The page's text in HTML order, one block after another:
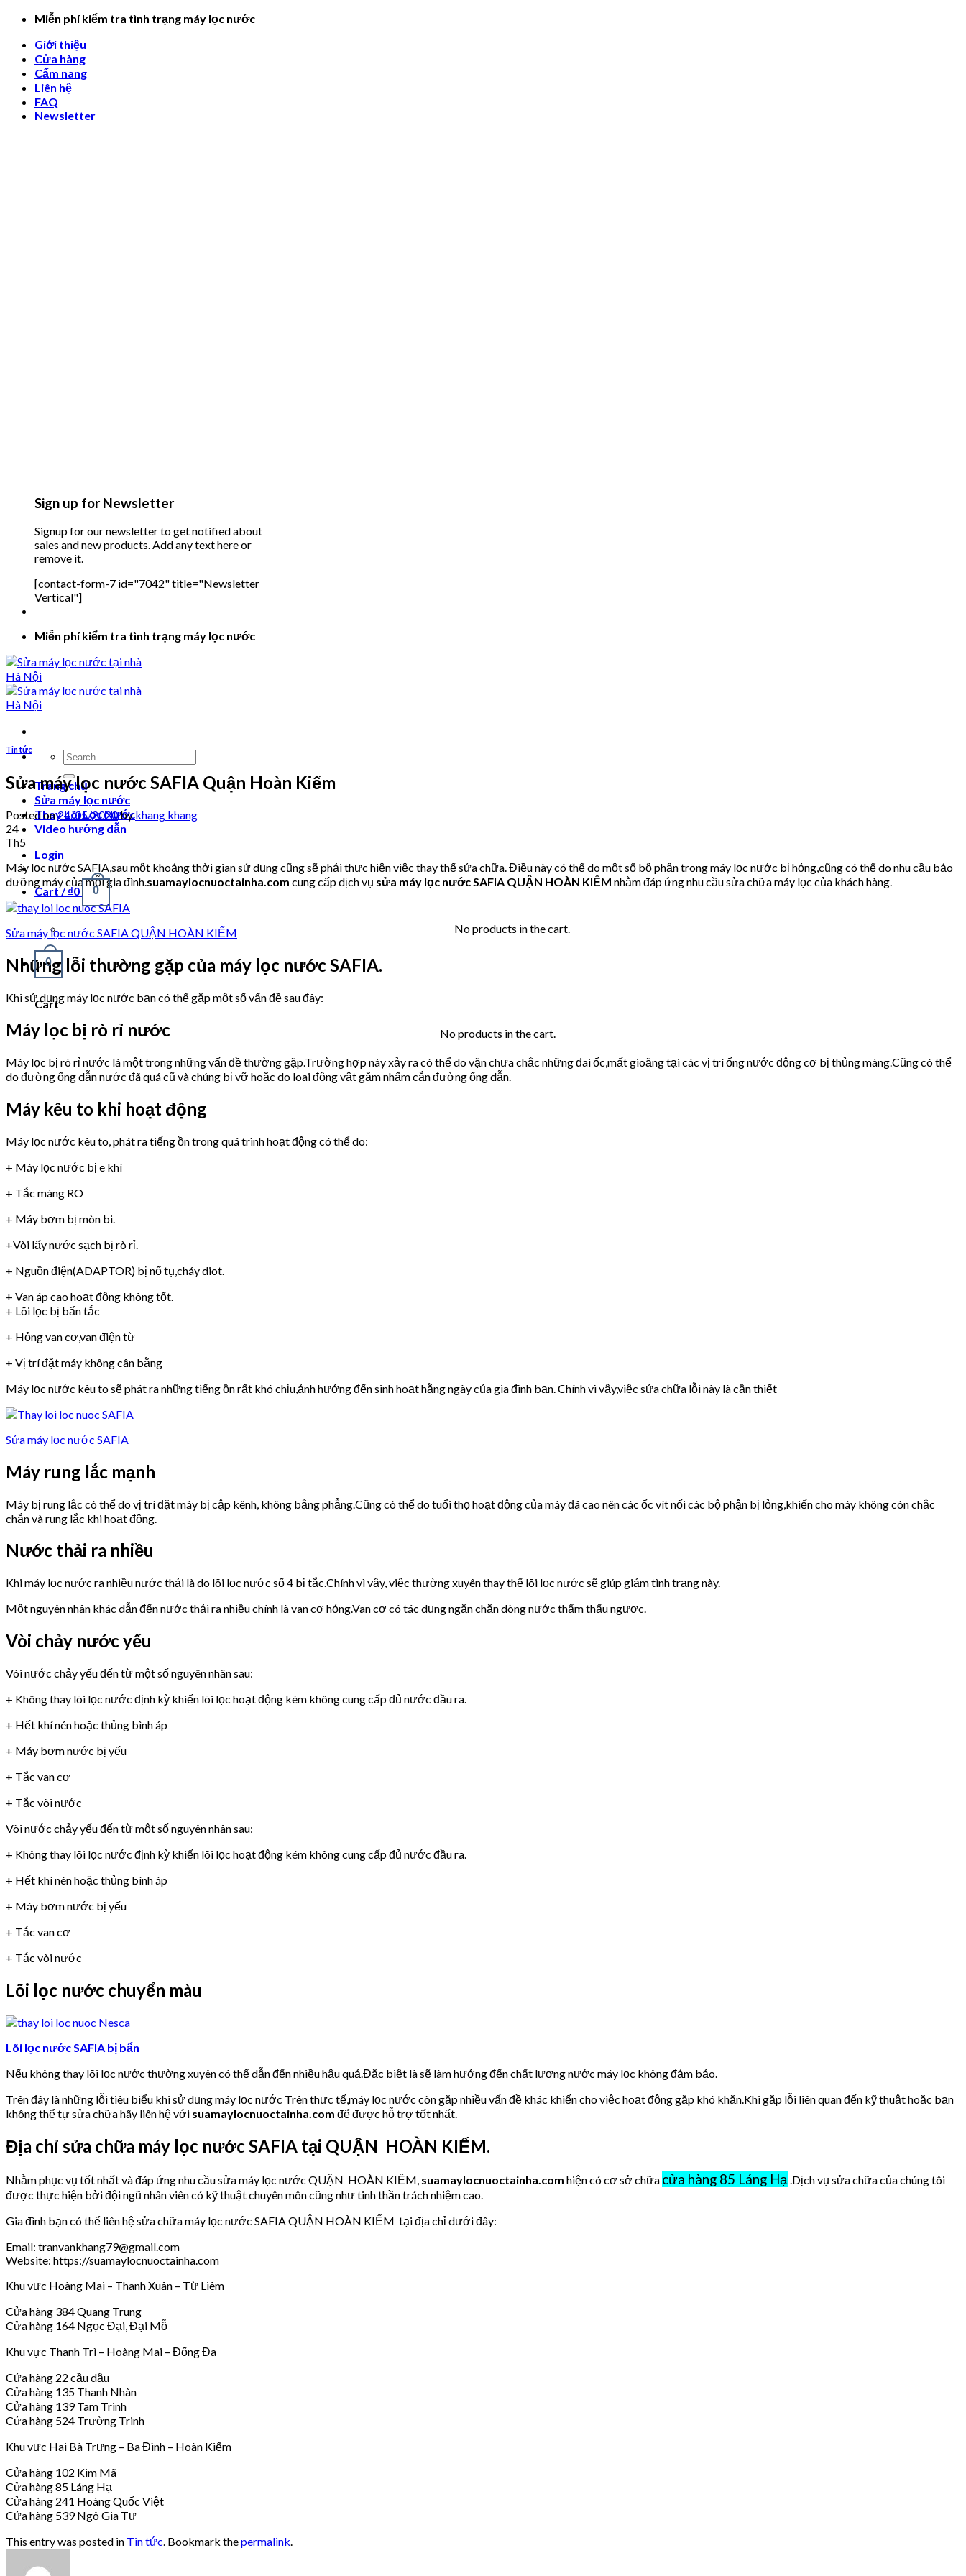
Skip
content
Miễn phí kiểm tra tình trạng máy lọc nước
Giới thiệu
Cửa hàng
Cẩm nang
Liên hệ
FAQ
Newsletter
Sign up for Newsletter
Signup for our newsletter to get notified about
sales and new products. Add any text here or
remove it.
[contact-form-7 id="7042" title="Newsletter
Vertical"]
Miễn phí kiểm tra tình trạng máy lọc nước
Search
for:
Trang chủ
Sửa máy lọc nước
Thay Lõi Lọc Nước
Video hướng dẫn
Login
Cart /₫0 0
No products in the cart.
0
Cart
No products in the cart.
Tin tức
Sửa máy lọc nước SAFIA Quận Hoàn Kiếm
Posted on24/05/2020bykhang khang
24
Th5
Máy lọc nước SAFIA,sau một khoảng thời gian sử dụng cũng sẽ phải thực hiện việc thay thế sửa chữa. Điều này có thể do một số bộ phận trong máy lọc nước bị hỏng,cũng có thể do nhu cầu bảo
dưỡng máy của mỗi gia đình.suamaylocnuoctainha.com cung cấp dịch vụ sửa máy lọc nước SAFIA QUẬN HOÀN KIẾM nhằm đáp ứng nhu cầu sửa chữa máy lọc của khách hàng.
Sửa máy lọc nước SAFIA QUẬN HOÀN KIẾM
Những lỗi thường gặp của máy lọc nước SAFIA.
Khi sử dụng máy lọc nước bạn có thể gặp một số vấn đề sau đây:
Máy lọc bị rò rỉ nước
Máy lọc bị rò rỉ nước là một trong những vấn đề thường gặp.Trường hợp này xảy ra có thể do vặn chưa chắc những đai ốc,mất gioăng tại các vị trí ống nước động cơ bị thủng màng.Cũng có thể
do đường ống dẫn nước đã quá cũ và chúng bị vỡ hoặc do loai động vật gặm nhấm cắn đường ống dẫn.
Máy kêu to khi hoạt động
Máy lọc nước kêu to, phát ra tiếng ồn trong quá trình hoạt động có thể do:
+ Máy lọc nước bị e khí
+ Tắc màng RO
+ Máy bơm bị mòn bi.
+Vòi lấy nước sạch bị rò rỉ.
+ Nguồn điện(ADAPTOR) bị nổ tụ,cháy diot.
+ Van áp cao hoạt động không tốt.
+ Lõi lọc bị bẩn tắc
+ Hỏng van cơ,van điện từ
+ Vị trí đặt máy không cân bằng
Máy lọc nước kêu to sẽ phát ra những tiếng ồn rất khó chịu,ảnh hưởng đến sinh hoạt hằng ngày của gia đình bạn. Chính vì vậy,việc sửa chữa lỗi này là cần thiết
Sửa máy lọc nước SAFIA
Máy rung lắc mạnh
Máy bị rung lắc có thể do vị trí đặt máy bị cập kênh, không bằng phẳng.Cũng có thể do tuổi thọ hoạt động của máy đã cao nên các ốc vít nối các bộ phận bị lỏng,khiến cho máy không còn chắc
chắn và rung lắc khi hoạt động.
Nước thải ra nhiều
Khi máy lọc nước ra nhiều nước thải là do lõi lọc nước số 4 bị tắc.Chính vì vậy, việc thường xuyên thay thế lõi lọc nước sẽ giúp giảm tình trạng này.
Một nguyên nhân khác dẫn đến nước thải ra nhiều chính là van cơ hỏng.Van cơ có tác dụng ngăn chặn dòng nước thẩm thấu ngược.
Vòi chảy nước yếu
Vòi nước chảy yếu đến từ một số nguyên nhân sau:
+ Không thay lõi lọc nước định kỳ khiến lõi lọc hoạt động kém không cung cấp đủ nước đầu ra.
+ Hết khí nén hoặc thủng bình áp
+ Máy bơm nước bị yếu
+ Tắc van cơ
+ Tắc vòi nước
Vòi nước chảy yếu đến từ một số nguyên nhân sau:
+ Không thay lõi lọc nước định kỳ khiến lõi lọc hoạt động kém không cung cấp đủ nước đầu ra.
+ Hết khí nén hoặc thủng bình áp
+ Máy bơm nước bị yếu
+ Tắc van cơ
+ Tắc vòi nước
Lõi lọc nước chuyển màu
Lõi lọc nước SAFIA bị bẩn
Nếu không thay lõi lọc nước thường xuyên có thể dẫn đến nhiều hậu quả.Đặc biệt là sẽ làm hưởng đến chất lượng nước máy lọc không đảm bảo.
Trên đây là những lỗi tiêu biểu khi sử dụng máy lọc nước Trên thực tế,máy lọc nước còn gặp nhiều vấn đề khác khiến cho việc hoạt động gặp khó khăn.Khi gặp lỗi liên quan đến kỹ thuật hoặc bạn
không thể tự sửa chữa hãy liên hệ với suamaylocnuoctainha.com để được hỗ trợ tốt nhất.
Địa chỉ sửa chữa máy lọc nước SAFIA tại QUẬN HOÀN KIẾM.
Nhằm phục vụ tốt nhất và đáp ứng nhu cầu sửa máy lọc nước QUẬN HOÀN KIẾM, suamaylocnuoctainha.com hiện có cơ sở chữa cửa hàng 85 Láng Hạ .Dịch vụ sửa chữa của chúng tôi
được thực hiện bởi đội ngũ nhân viên có kỹ thuật chuyên môn cũng như tinh thần trách nhiệm cao.
Gia đình bạn có thể liên hệ sửa chữa máy lọc nước SAFIA QUẬN HOÀN KIẾM tại địa chỉ dưới đây:
Email: tranvankhang79@gmail.com
Website: https://suamaylocnuoctainha.com
Khu vực Hoàng Mai – Thanh Xuân – Từ Liêm
Cửa hàng 384 Quang Trung
Cửa hàng 164 Ngọc Đại, Đại Mỗ
Khu vực Thanh Trì – Hoàng Mai – Đống Đa
Cửa hàng 22 cầu dậu
Cửa hàng 135 Thanh Nhàn
Cửa hàng 139 Tam Trinh
Cửa hàng 524 Trường Trinh
Khu vực Hai Bà Trưng – Ba Đình – Hoàn Kiếm
Cửa hàng 102 Kim Mã
Cửa hàng 85 Láng Hạ
Cửa hàng 241 Hoàng Quốc Việt
Cửa hàng 539 Ngô Gia Tự
This entry was posted in Tin tức . Bookmark thepermalink